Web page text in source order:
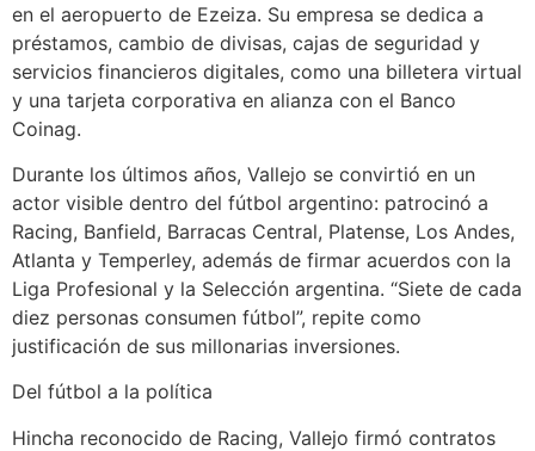
en el aeropuerto de Ezeiza. Su empresa se dedica a
préstamos, cambio de divisas, cajas de seguridad y
servicios financieros digitales, como una billetera virtual
y una tarjeta corporativa en alianza con el Banco
Coinag.
Durante los últimos años, Vallejo se convirtió en un
actor visible dentro del fútbol argentino: patrocinó a
Racing, Banfield, Barracas Central, Platense, Los Andes,
Atlanta y Temperley, además de firmar acuerdos con la
Liga Profesional y la Selección argentina. “Siete de cada
diez personas consumen fútbol”, repite como
justificación de sus millonarias inversiones.
Del fútbol a la política
Hincha reconocido de Racing, Vallejo firmó contratos